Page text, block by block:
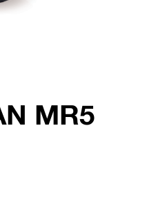
MR5